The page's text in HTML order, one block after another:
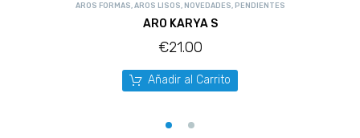
AROS FORMAS AROS LISOS NOVEDADES PENDIENTES
ARO KARYA S
€21.00
Añadir al Carrito